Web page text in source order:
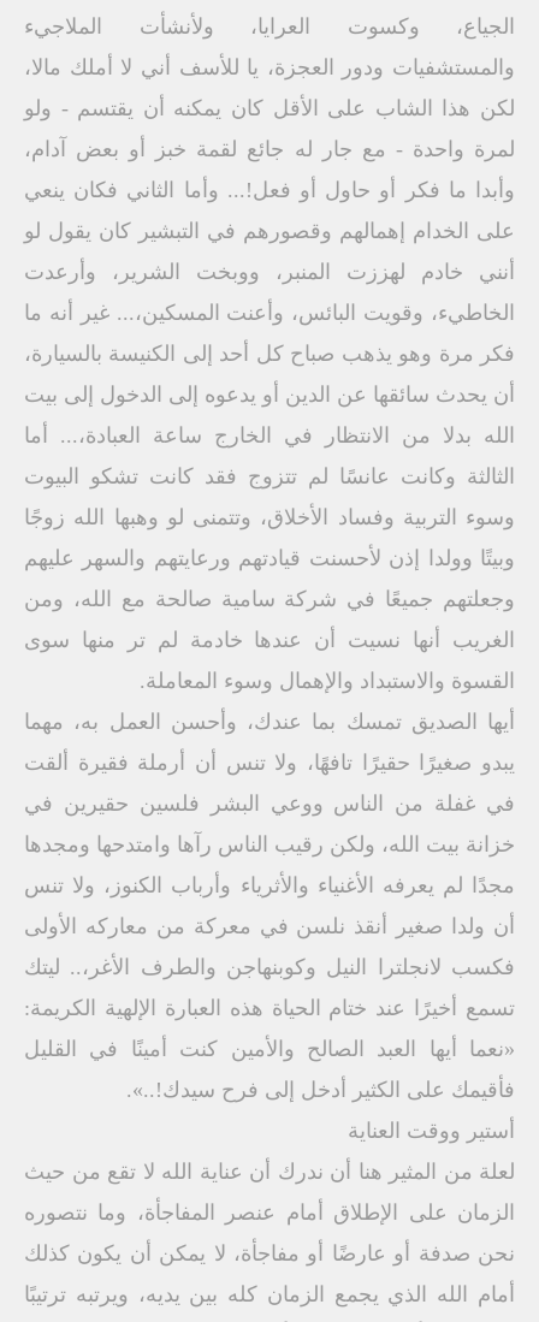
الجياع، وكسوت العرايا، ولأنشأت الملاجيء
والمستشفيات ودور العجزة، يا للأسف أني لا أملك مالا،
لكن هذا الشاب على الأقل كان يمكنه أن يقتسم - ولو
لمرة واحدة - مع جار له جائع لقمة خبز أو بعض آدام،
وأبدا ما فكر أو حاول أو فعل!... وأما الثاني فكان ينعي
على الخدام إهمالهم وقصورهم في التبشير كان يقول لو
أنني خادم لهززت المنبر، ووبخت الشرير، وأرعدت
الخاطيء، وقويت البائس، وأعنت المسكين،... غير أنه ما
فكر مرة وهو يذهب صباح كل أحد إلى الكنيسة بالسيارة،
أن يحدث سائقها عن الدين أو يدعوه إلى الدخول إلى بيت
الله بدلا من الانتظار في الخارج ساعة العبادة،... أما
الثالثة وكانت عانسًا لم تتزوج فقد كانت تشكو البيوت
وسوء التربية وفساد الأخلاق، وتتمنى لو وهبها الله زوجًا
وبيتًا وولدا إذن لأحسنت قيادتهم ورعايتهم والسهر عليهم
وجعلتهم جميعًا في شركة سامية صالحة مع الله، ومن
الغريب أنها نسيت أن عندها خادمة لم تر منها سوى
القسوة والاستبداد والإهمال وسوء المعاملة.
أيها الصديق تمسك بما عندك، وأحسن العمل به، مهما
يبدو صغيرًا حقيرًا تافهًا، ولا تنس أن أرملة فقيرة ألقت
في غفلة من الناس ووعي البشر فلسين حقيرين في
خزانة بيت الله، ولكن رقيب الناس رآها وامتدحها ومجدها
مجدًا لم يعرفه الأغنياء والأثرياء وأرباب الكنوز، ولا تنس
أن ولدا صغير أنقذ نلسن في معركة من معاركه الأولى
فكسب لانجلترا النيل وكوبنهاجن والطرف الأغر،.. ليتك
تسمع أخيرًا عند ختام الحياة هذه العبارة الإلهية الكريمة:
«نعما أيها العبد الصالح والأمين كنت أمينًا في القليل
فأقيمك على الكثير أدخل إلى فرح سيدك!..».
أستير ووقت العناية
لعلة من المثير هنا أن ندرك أن عناية الله لا تقع من حيث
الزمان على الإطلاق أمام عنصر المفاجأة، وما نتصوره
نحن صدفة أو عارضًا أو مفاجأة، لا يمكن أن يكون كذلك
أمام الله الذي يجمع الزمان كله بين يديه، ويرتبه ترتيبًا